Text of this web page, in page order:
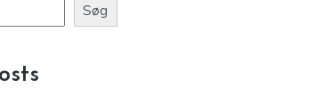
Søg